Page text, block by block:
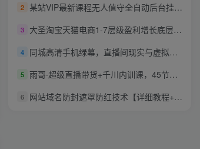
2 某站VIP最新课程无人值守全自动后台挂机赚支付宝-每天收款-附收款图
3 大圣淘宝天猫电商1-7层级盈利增长底层逻辑课，爆款的底层逻辑
4 同城高清手机绿幕，直播间现实与虚拟的混搭技术，老板商家必看！
5 雨哥·超级直播带货+千川内训课，45节系统大课，不说废话，只讲干货
6 网站域名防封遮罩防红技术【详细教程+源码】